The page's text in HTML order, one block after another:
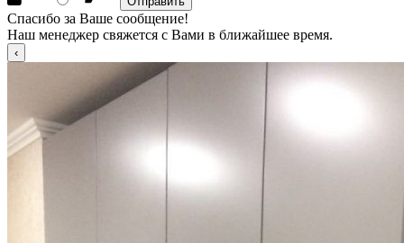
Спасибо за Ваше сообщение!
Наш менеджер свяжется с Вами в ближайшее время.